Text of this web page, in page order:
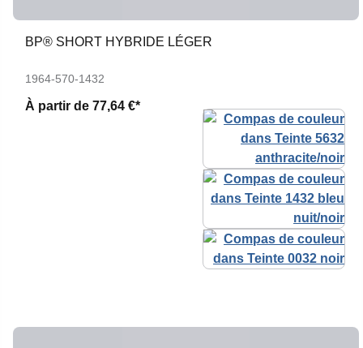
BP® SHORT HYBRIDE LÉGER
1964-570-1432
À partir de 77,64 €*